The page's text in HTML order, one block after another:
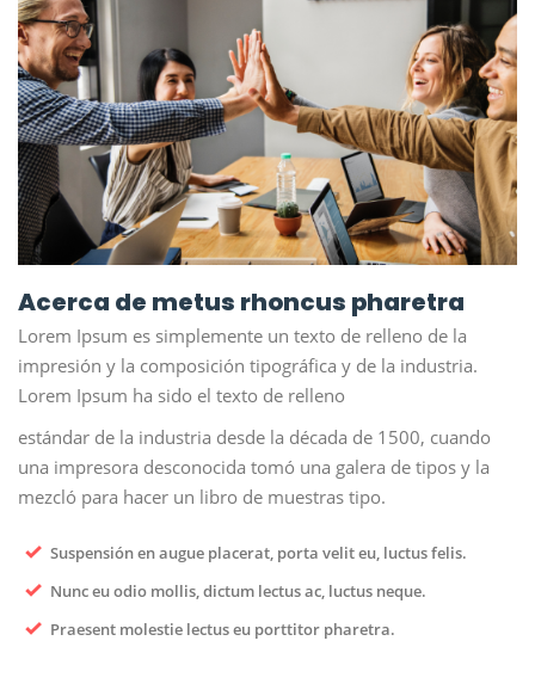
Acerca de metus rhoncus pharetra
Lorem Ipsum es simplemente un texto de relleno de la
impresión y la composición tipográfica y de la industria.
Lorem Ipsum ha sido el texto de relleno
estándar de la industria desde la década de 1500, cuando
una impresora desconocida tomó una galera de tipos y la
mezcló para hacer un libro de muestras tipo.
Suspensión en augue placerat, porta velit eu, luctus felis.
Nunc eu odio mollis, dictum lectus ac, luctus neque.
Praesent molestie lectus eu porttitor pharetra.